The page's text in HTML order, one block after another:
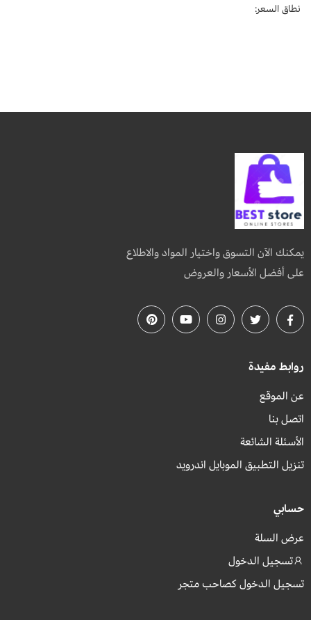
نطاق السعر:
يمكنك الآن التسوق واختيار المواد والاطلاع
على أفضل الأسعار والعروض
روابط مفيدة
عن الموقع
اتصل بنا
الأسئلة الشائعة
تنزيل التطبيق الموبايل اندرويد
حسابي
عرض السلة
تسجيل الدخول
تسجيل الدخول كصاحب متجر